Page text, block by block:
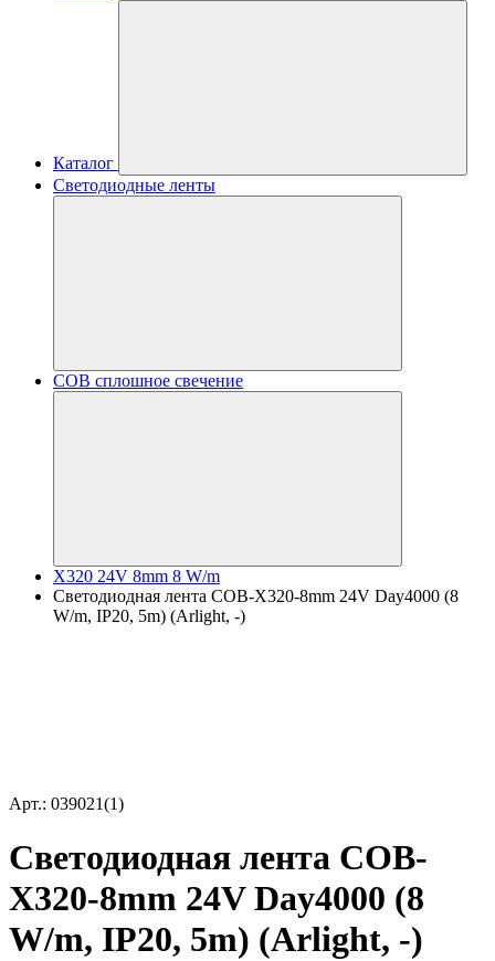
Каталог
Светодиодные ленты
COB сплошное свечение
X320 24V 8mm 8 W/m
Светодиодная лента COB-X320-8mm 24V Day4000 (8
W/m, IP20, 5m) (Arlight, -)
Арт.: 039021(1)
Светодиодная лента COB-
X320-8mm 24V Day4000 (8
W/m, IP20, 5m) (Arlight, -)